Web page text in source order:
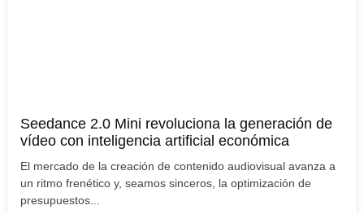
Seedance 2.0 Mini revoluciona la generación de
vídeo con inteligencia artificial económica
El mercado de la creación de contenido audiovisual avanza a
un ritmo frenético y, seamos sinceros, la optimización de
presupuestos...